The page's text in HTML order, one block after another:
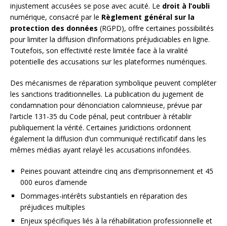
injustement accusées se pose avec acuité. Le droit à l’oubli
numérique, consacré par le Règlement général sur la
protection des données (RGPD), offre certaines possibilités
pour limiter la diffusion d’informations préjudiciables en ligne.
Toutefois, son effectivité reste limitée face à la viralité
potentielle des accusations sur les plateformes numériques.
Des mécanismes de réparation symbolique peuvent compléter
les sanctions traditionnelles. La publication du jugement de
condamnation pour dénonciation calomnieuse, prévue par
l’article 131-35 du Code pénal, peut contribuer à rétablir
publiquement la vérité. Certaines juridictions ordonnent
également la diffusion d’un communiqué rectificatif dans les
mêmes médias ayant relayé les accusations infondées.
Peines pouvant atteindre cinq ans d’emprisonnement et 45
000 euros d’amende
Dommages-intérêts substantiels en réparation des
préjudices multiples
Enjeux spécifiques liés à la réhabilitation professionnelle et